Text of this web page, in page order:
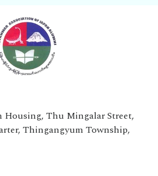
Housing, Thu Mingalar Street,
Thingangyum Township,